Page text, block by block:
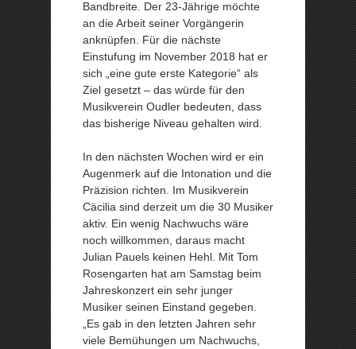
Bandbreite. Der 23-Jährige möchte
an die Arbeit seiner Vorgängerin
anknüpfen. Für die nächste
Einstufung im November 2018 hat er
sich „eine gute erste Kategorie“ als
Ziel gesetzt – das würde für den
Musikverein Oudler bedeuten, dass
das bisherige Niveau gehalten wird.
In den nächsten Wochen wird er ein
Augenmerk auf die Intonation und die
Präzision richten. Im Musikverein
Cäcilia sind derzeit um die 30 Musiker
aktiv. Ein wenig Nachwuchs wäre
noch willkommen, daraus macht
Julian Pauels keinen Hehl. Mit Tom
Rosengarten hat am Samstag beim
Jahreskonzert ein sehr junger
Musiker seinen Einstand gegeben.
„Es gab in den letzten Jahren sehr
viele Bemühungen um Nachwuchs,